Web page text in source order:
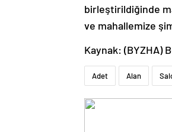
birleştirildiğinde
ve mahallemize
Kaynak: (BYZHA)
Adet Alan